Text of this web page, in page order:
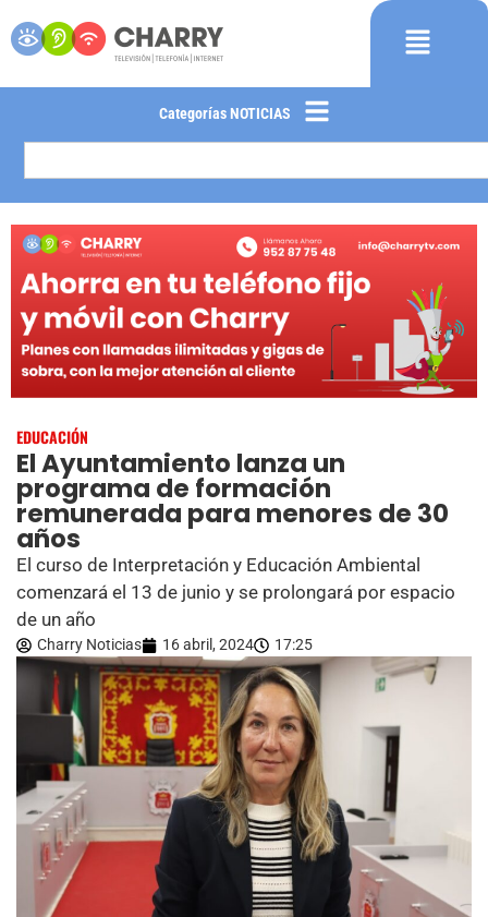
Categorías NOTICIAS
EDUCACIÓN
El Ayuntamiento lanza un
programa de formación
remunerada para menores de 30
años
El curso de Interpretación y Educación Ambiental
comenzará el 13 de junio y se prolongará por espacio
de un año
Charry Noticias 16 abril, 2024 17:25